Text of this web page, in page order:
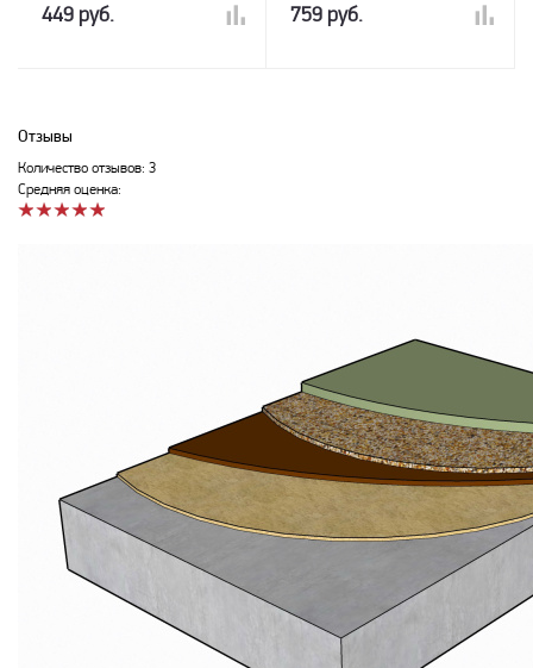
449 руб. 759 руб.
Отзывы
Количество отзывов: 3
Средняя оценка: